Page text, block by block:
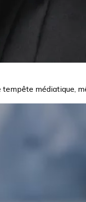
médiatique,